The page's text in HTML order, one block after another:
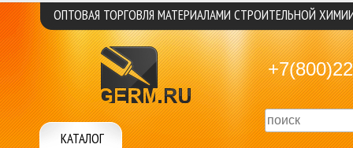
ОПТОВАЯ ТОРГОВЛЯ МАТЕРИАЛАМИ СТРОИТЕЛЬНОЙ
КАТАЛОГ